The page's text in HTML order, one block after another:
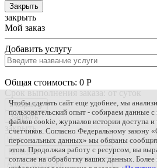
Чтобы сделать сайт еще удобнее, мы
пользовательский опыт - собираем данные
файлов cookie, журналов истории доступа и
счетчиков. Согласно Федеральному закону
персональных данных» мы обязаны
этом. Продолжая работу с ресурсом, вы
согласие на обработку ваших данных.
Закрыть
закрыть
Мой заказ
Добавить услугу
Общая стоимость: 0 Р
Срок выполнения заказа: отсуток
в корзину
Закрыть
закрыть